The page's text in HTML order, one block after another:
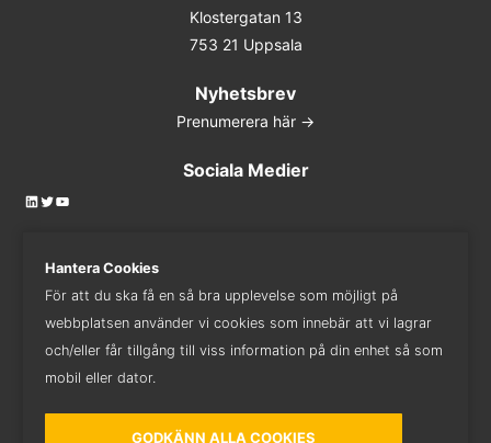
Klostergatan 13
753 21 Uppsala
Nyhetsbrev
Prenumerera här ->
Sociala Medier
LinkedIn
Twitter
YouTube
Kontakta oss
018 - 410 82 82
Hantera Cookies
För att du ska få en så bra upplevelse som möjligt på
webbplatsen använder vi cookies som innebär att vi lagrar
och/eller får tillgång till viss information på din enhet så som
mobil eller dator.
GODKÄNN ALLA COOKIES